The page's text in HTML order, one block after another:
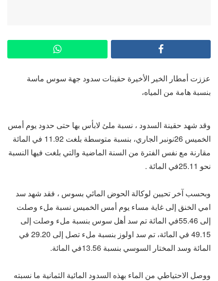
عززت أمطار الخير الأخيرة حقينات سدود جهة سوس ماسة
بنسبة هامة من المياه،
وقد شهد حقينة السدود ، نسبة ملئ لابأس بها حتى حدود يوم أمس
الخميس 26نونبر الجاري، بنسبة متوسطة بلغت 11.92 في المائة
مقارنة مع نفس الفترة من السنة الماضية والتي بلغت فيها النسبة
نحو 25.11في المائة .
وبحسب آخر تحيين لوكالة الحوض المائي بسوس ، فقد شهد سد
امي الخنق إلى غاية مساء يوم أمس الخميس نسبة ملء وصلت
إلى 55.46في المائة تم سد أهل سوس بنسبة ملء وصلت إلى
49.15 في المائة، تم سد اولوز بنسبة ملء تصل إلى 29.20 في
المائة وسد المختار السوسي بنسبة 13.56في المائة.
ووصل الاحتياطي من الماء بهذه السدود المائية الثمانية ما نسبته